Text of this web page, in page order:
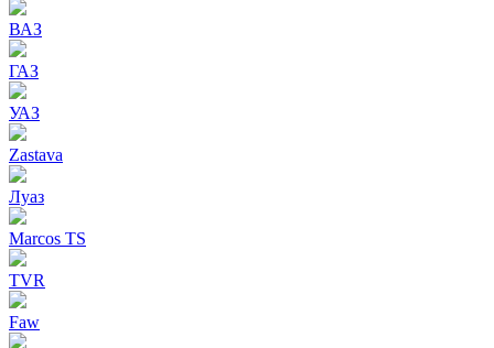
ВАЗ
ГАЗ
УАЗ
Zastava
Луаз
Marcos TS
TVR
Faw